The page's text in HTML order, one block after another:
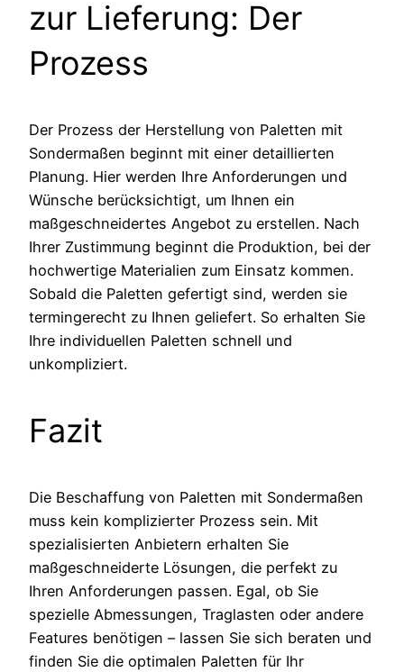
zur Lieferung: Der
Prozess
Der Prozess der Herstellung von Paletten mit
Sondermaßen beginnt mit einer detaillierten
Planung. Hier werden Ihre Anforderungen und
Wünsche berücksichtigt, um Ihnen ein
maßgeschneidertes Angebot zu erstellen. Nach
Ihrer Zustimmung beginnt die Produktion, bei der
hochwertige Materialien zum Einsatz kommen.
Sobald die Paletten gefertigt sind, werden sie
termingerecht zu Ihnen geliefert. So erhalten Sie
Ihre individuellen Paletten schnell und
unkompliziert.
Fazit
Die Beschaffung von Paletten mit Sondermaßen
muss kein komplizierter Prozess sein. Mit
spezialisierten Anbietern erhalten Sie
maßgeschneiderte Lösungen, die perfekt zu
Ihren Anforderungen passen. Egal, ob Sie
spezielle Abmessungen, Traglasten oder andere
Features benötigen – lassen Sie sich beraten und
finden Sie die optimalen Paletten für Ihr